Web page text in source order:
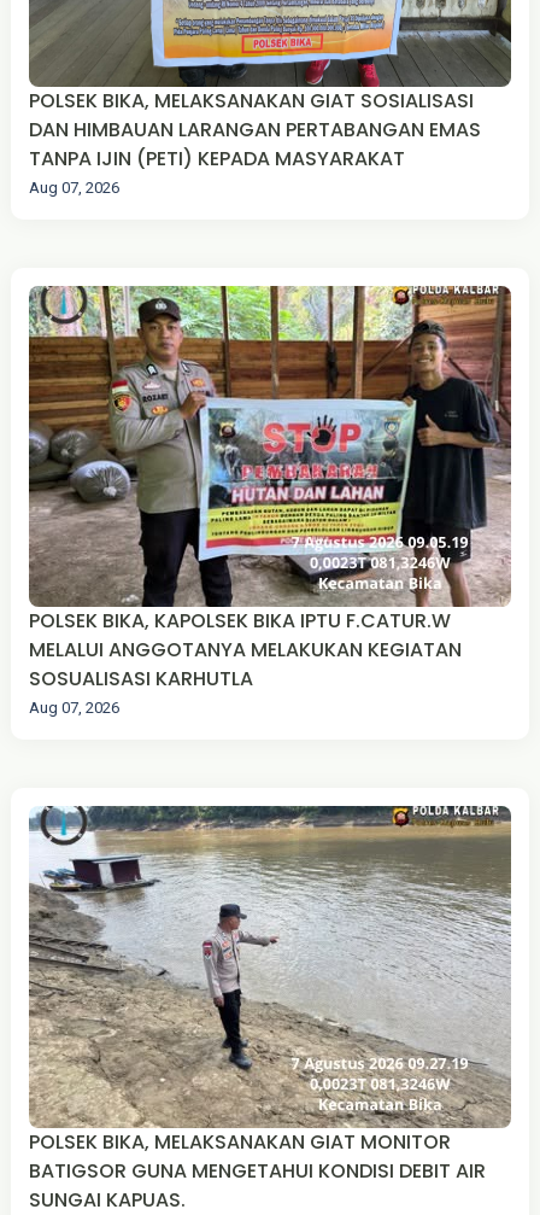
POLSEK BIKA, MELAKSANAKAN GIAT SOSIALISASI
DAN HIMBAUAN LARANGAN PERTABANGAN EMAS
TANPA IJIN (PETI) KEPADA MASYARAKAT
Aug 07, 2026
POLSEK BIKA, KAPOLSEK BIKA IPTU F.CATUR.W
MELALUI ANGGOTANYA MELAKUKAN KEGIATAN
SOSUALISASI KARHUTLA
Aug 07, 2026
POLSEK BIKA, MELAKSANAKAN GIAT MONITOR
BATIGSOR GUNA MENGETAHUI KONDISI DEBIT AIR
SUNGAI KAPUAS.